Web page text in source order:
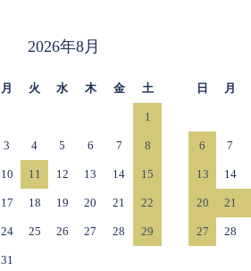
2026年8月
月 火 水 木 金 土
1
3 4 5 6 7 8
10 11 12 13 14 15
17 18 19 20 21 22
24 25 26 27 28 29
31
日 月
6 7
13 14
20 21
27 28